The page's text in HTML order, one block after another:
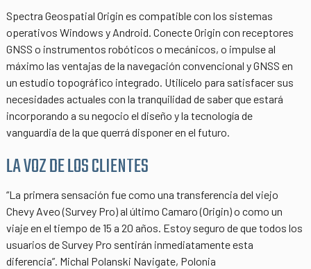
Spectra Geospatial Origin es compatible con los sistemas
operativos Windows y Android. Conecte Origin con receptores
GNSS o instrumentos robóticos o mecánicos, o impulse al
máximo las ventajas de la navegación convencional y GNSS en
un estudio topográfico integrado. Utilícelo para satisfacer sus
necesidades actuales con la tranquilidad de saber que estará
incorporando a su negocio el diseño y la tecnología de
vanguardia de la que querrá disponer en el futuro.
LA VOZ DE LOS CLIENTES
“La primera sensación fue como una transferencia del viejo
Chevy Aveo (Survey Pro) al último Camaro (Origin) o como un
viaje en el tiempo de 15 a 20 años. Estoy seguro de que todos los
usuarios de Survey Pro sentirán inmediatamente esta
diferencia”. Michal Polanski Navigate, Polonia